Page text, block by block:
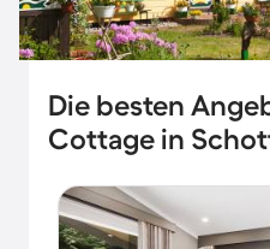
Die besten
Cottage in